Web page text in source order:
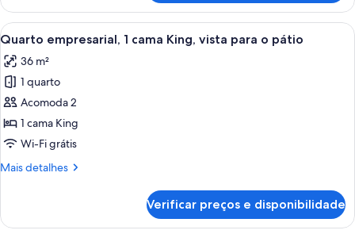
para
o
pátio
duplo
empresarial,
várias
vista
para
pátio
Carrega
todas
as
fotos
de
Quarto
empresarial,
cama
Quarto de hotel com uma cama
3
Quarto empresarial, 1 cama King, vista para o pátio
36 m²
1 quarto
Acomoda 2
1 cama King
Wi-Fi grátis
Mais detalhes
Mais
empresarial,
Verificar preços e disponibilidade